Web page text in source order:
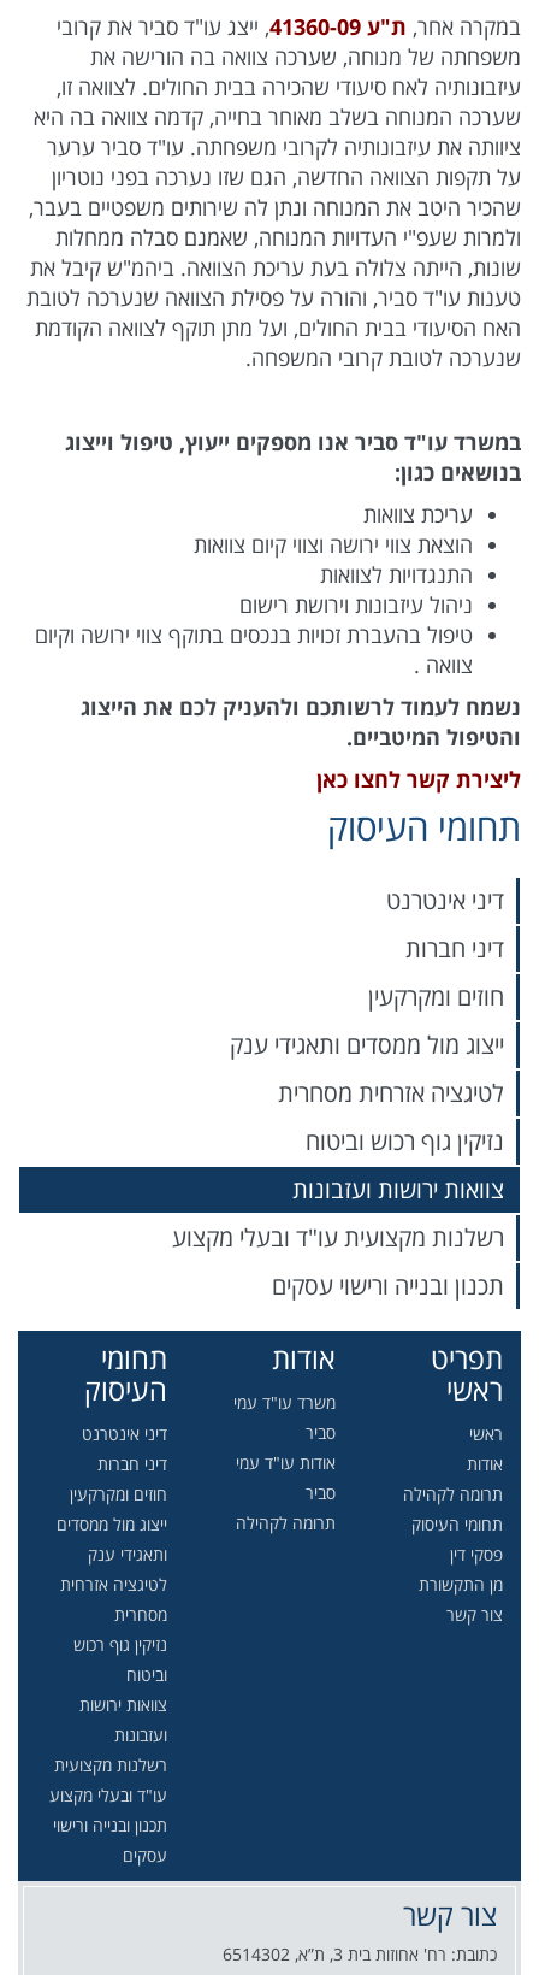
במקרה אחר, ת"ע 41360-09
, ייצג עו"ד סביר את קרובי
משפחתה של מנוחה, שערכה צוואה בה הורישה את
עיזבונותיה לאח סיעודי שהכירה בבית החולים. לצוואה זו,
שערכה המנוחה בשלב מאוחר בחייה, קדמה צוואה בה היא
ציוותה את עיזבונותיה לקרובי משפחתה. עו"ד סביר ערער
על תקפות הצוואה החדשה, הגם שזו נערכה בפני נוטריון
שהכיר היטב את המנוחה ונתן לה שירותים משפטיים בעבר,
ולמרות שעפ"י העדויות המנוחה, שאמנם סבלה ממחלות
שונות, הייתה צלולה בעת עריכת הצוואה. ביהמ"ש קיבל את
טענות עו"ד סביר, והורה על פסילת הצוואה שנערכה לטובת
האח הסיעודי בבית החולים, ועל מתן תוקף לצוואה הקודמת
שנערכה לטובת קרובי המשפחה.
במשרד עו"ד סביר אנו מספקים ייעוץ, טיפול וייצוג
בנושאים כגון:
עריכת צוואות
הוצאת צווי ירושה וצווי קיום צוואות
התנגדויות לצוואות
ניהול עיזבונות וירושת רישום
טיפול בהעברת זכויות בנכסים בתוקף צווי ירושה וקיום
צוואה .
נשמח לעמוד לרשותכם ולהעניק לכם את הייצוג
והטיפול המיטביים.
ליצירת קשר לחצו כאן
תחומי העיסוק
דיני אינטרנט
דיני חברות
חוזים ומקרקעין
ייצוג מול ממסדים ותאגידי ענק
לטיגציה אזרחית מסחרית
נזיקין גוף רכוש וביטוח
צוואות ירושות ועזבונות
רשלנות מקצועית עו"ד ובעלי מקצוע
תכנון ובנייה ורישוי עסקים
תפריט
ראשי
ראשי
אודות
תרומה לקהילה
תחומי העיסוק
פסקי דין
מן התקשורת
צור קשר
אודות
משרד עו"ד עמי
סביר
אודות עו"ד עמי
סביר
תרומה לקהילה
תחומי
העיסוק
דיני אינטרנט
דיני חברות
חוזים ומקרקעין
ייצוג מול ממסדים
ותאגידי ענק
לטיגציה אזרחית
מסחרית
נזיקין גוף רכוש
וביטוח
צוואות ירושות
ועזבונות
רשלנות מקצועית
עו"ד ובעלי מקצוע
תכנון ובנייה ורישוי
עסקים
צור קשר
כתובת: רח' אחוזות בית 3, ת”א, 6514302